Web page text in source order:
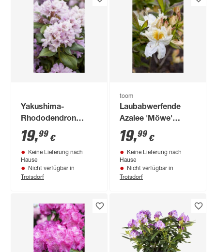
Yakushima-
Rhododendron
'Silberwolke', 21 cm
Topf
19,99 €
Keine Lieferung nach
Hause
Nicht verfügbar in
Troisdorf
toom
Laubabwerfende
Azalee 'Möwe'
weiß/rosa 23 cm
Topf
19,99 €
Keine Lieferung nach
Hause
Nicht verfügbar in
Troisdorf